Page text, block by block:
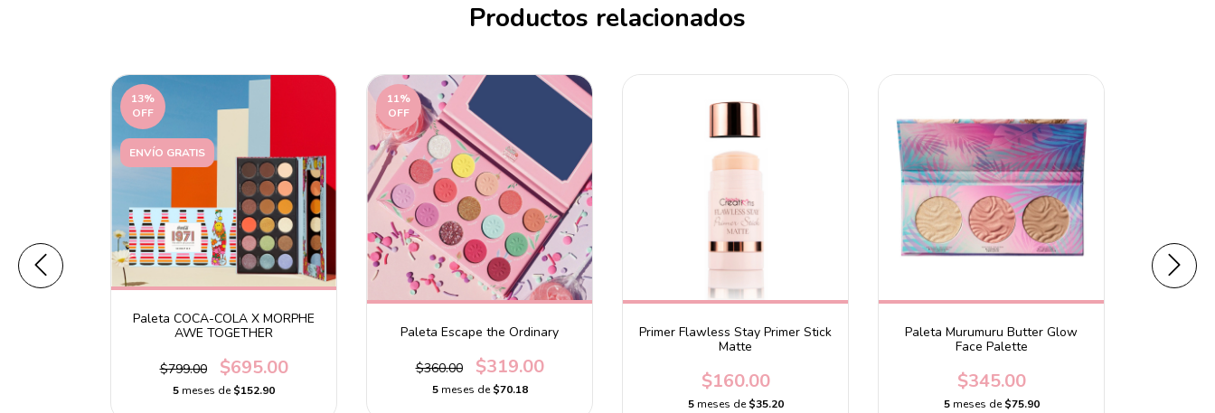
Productos relacionados
13%
OFF
ENVÍO GRATIS
Paleta COCA-COLA X MORPHE
AWE TOGETHER
$799.00 $695.00
5 meses de$152.90
11%
OFF
Paleta Escape the Ordinary
$360.00 $319.00
5 meses de$70.18
Primer Flawless Stay Primer Stick
Matte
$160.00
5 meses de$35.20
Paleta Murumuru Butter Glow
Face Palette
$345.00
5 meses de$75.90